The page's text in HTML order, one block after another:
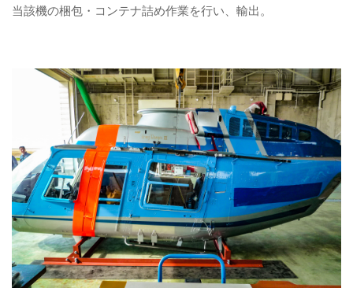
当該機の梱包・コンテナ詰め作業を行い、輸出。